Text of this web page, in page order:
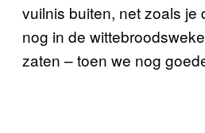
vuilnis buiten, net zoals je
nog in de
zaten – toen we nog